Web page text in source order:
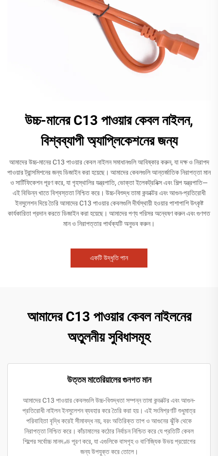
উচ্চ-মানের C13 পাওয়ার কেবল নাইলন,
বিশ্বব্যাপী অ্যাপ্লিকেশনের জন্য
আমাদের উচ্চ-মানের C13 পাওয়ার কেবল নাইলন সমাধানগুলি আবিষ্কার করুন, যা দক্ষ ও নিরাপদ
পাওয়ার ট্রান্সমিশনের জন্য ডিজাইন করা হয়েছে। আমাদের কেবলগুলি আন্তর্জাতিক নিরাপত্তা মান
ও সার্টিফিকেশন পূরণ করে, যা গৃহস্থালির যন্ত্রপাতি, ভোক্তা ইলেকট্রনিক্স এবং শিল্প যন্ত্রপাতি—
এই বিভিন্ন খাতে বিশ্বস্ততা নিশ্চিত করে। উচ্চ-বিশুদ্ধ তামা কন্ডাক্টর এবং আগুন-প্রতিরোধী
ইনসুলেশন দিয়ে তৈরি আমাদের C13 পাওয়ার কেবলগুলি দীর্ঘস্থায়ী হওয়ার পাশাপাশি উৎকৃষ্ট
কার্যকারিতা প্রদান করতে ডিজাইন করা হয়েছে। আমাদের পণ্য পরিসর অন্বেষণ করুন এবং গুণগত
মান ও নিরাপত্তার পার্থক্যটি অনুভব করুন।
একটি উদ্ধৃতি পান
আমাদের C13 পাওয়ার কেবল নাইলনের
অতুলনীয় সুবিধাসমূহ
উত্তম মাতেরিয়ালের গুনগত মান
আমাদের C13 পাওয়ার কেবলগুলি উচ্চ-বিশুদ্ধতা সম্পন্ন তামা কন্ডাক্টর এবং আগুন-
প্রতিরোধী নাইলন ইনসুলেশন ব্যবহার করে তৈরি করা হয়। এই সংমিশ্রণটি শুধুমাত্র
পরিবাহিতা বৃদ্ধি করেই সীমাবদ্ধ নয়, বরং অতিরিক্ত তাপ ও আগুনের ঝুঁকি থেকে
নিরাপত্তা নিশ্চিত করে। কাঁচামালের কঠোর নির্বাচন নিশ্চিত করে যে প্রতিটি কেবল
শিল্পের সর্বোচ্চ মানদণ্ড পূরণ করে, যা এগুলিকে বাসগৃহ ও বাণিজ্যিক উভয় প্রয়োগের
জন্য উপযুক্ত করে তোলে।